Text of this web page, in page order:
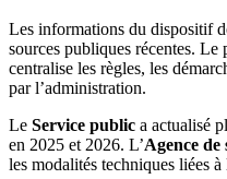
Les informations du dispositif
sources publiques récentes. Le
centralise les règles, les
par l’administration.
Le Service public a actualisé
en 2025 et 2026. L’Agence de
les modalités techniques liées